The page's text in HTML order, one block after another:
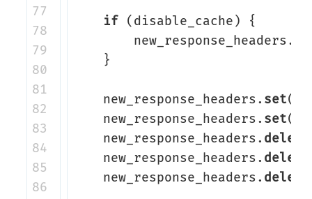
77
78
79
80
81
82
83
84
85
86
if ( disable_cache )
{
new_response_headers .
}
new_response_headers . set(
new_response_headers . set(
new_response_headers . delete
new_response_headers . delete
new_response_headers . delete